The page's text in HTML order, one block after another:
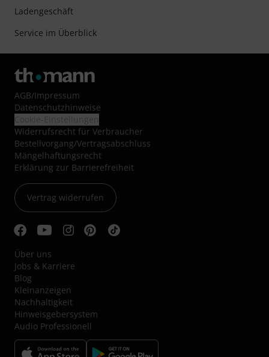
Ladengeschäft
Service im Überblick
AGB/Impressum
Datenschutzhinweise
Widerrufsrecht für Verbraucher
Bestellvorgang/Vertragsabschluss
Mängelhaftungsrecht
Erklärung zur Barrierefreiheit
Vertrag widerrufen
Über uns
Jobs & Karriere
Blog
Kleinanzeigen
Nachhaltigkeit
Hinweisgebersystem
Audio Professionell